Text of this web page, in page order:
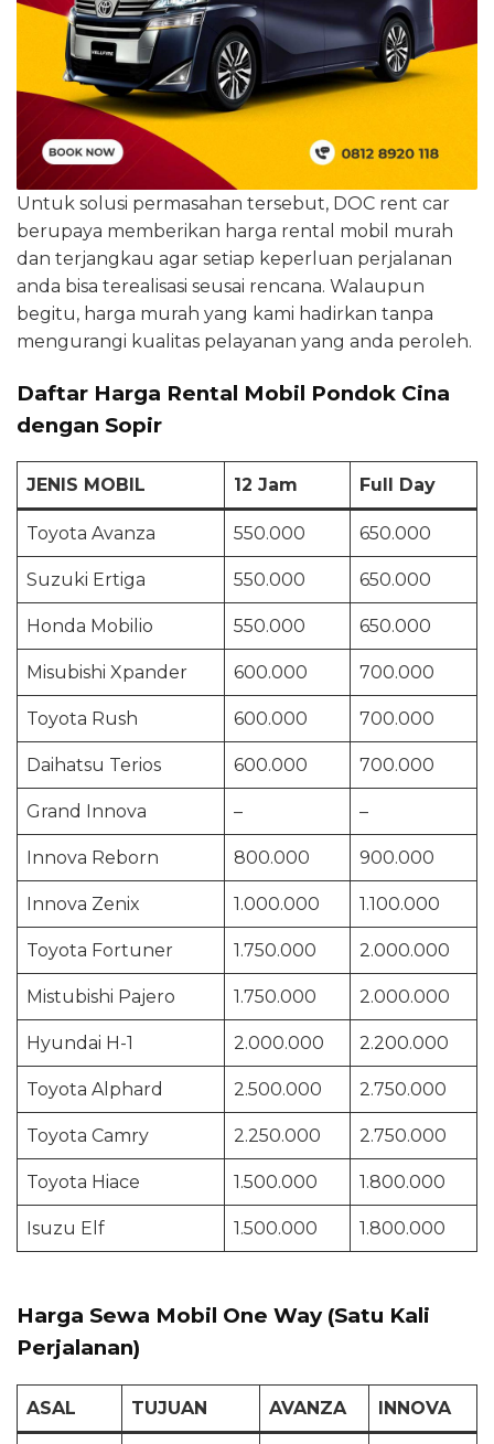
Untuk solusi permasahan tersebut, DOC rent car
berupaya memberikan harga rental mobil murah
dan terjangkau agar setiap keperluan perjalanan
anda bisa terealisasi seusai rencana. Walaupun
begitu, harga murah yang kami hadirkan tanpa
mengurangi kualitas pelayanan yang anda peroleh.
Daftar Harga Rental Mobil Pondok Cina
dengan Sopir
JENIS MOBIL 12 Jam Full Day
Toyota Avanza 550.000 650.000
Suzuki Ertiga 550.000 650.000
Honda Mobilio 550.000 650.000
Misubishi Xpander 600.000 700.000
Toyota Rush 600.000 700.000
Daihatsu Terios 600.000 700.000
Grand Innova – –
Innova Reborn 800.000 900.000
Innova Zenix 1.000.000 1.100.000
Toyota Fortuner 1.750.000 2.000.000
Mistubishi Pajero 1.750.000 2.000.000
Hyundai H-1 2.000.000 2.200.000
Toyota Alphard 2.500.000 2.750.000
Toyota Camry 2.250.000 2.750.000
Toyota Hiace 1.500.000 1.800.000
Isuzu Elf 1.500.000 1.800.000
Harga Sewa Mobil One Way (Satu Kali
Perjalanan)
ASAL TUJUAN AVANZA INNOVA